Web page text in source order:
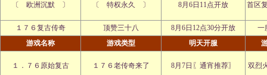
〔 欧洲沉默 〕 〔 特权永久 〕 8月6日11点开放 首区
１７６复古传奇 顶赞三十八 8月6日12点30分开放
一
游戏名称
游戏类型 明天开服
１．７６原始复古 １７６老传奇来了 8月7日〖通宵推荐〗 双烈